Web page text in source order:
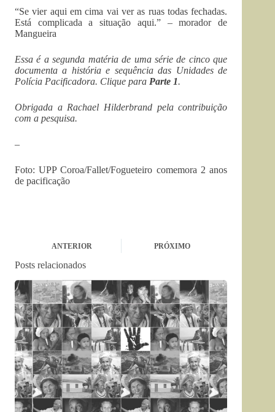
“Se vier aqui em cima vai ver as ruas todas fechadas.
Está complicada a situação aqui.” – morador de
Mangueira
Essa é a segunda matéria de uma série de cinco que
documenta a história e sequência das Unidades de
Polícia Pacificadora. Clique para Parte 1.
Obrigada a Rachael Hilderbrand pela contribuição
com a pesquisa.
–
Foto: UPP Coroa/Fallet/Fogueteiro comemora 2 anos
de pacificação
ANTERIOR PRÓXIMO
Posts relacionados